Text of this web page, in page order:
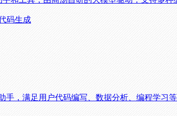
码生成
，满足用户代码编写、数据分析、编程学习等